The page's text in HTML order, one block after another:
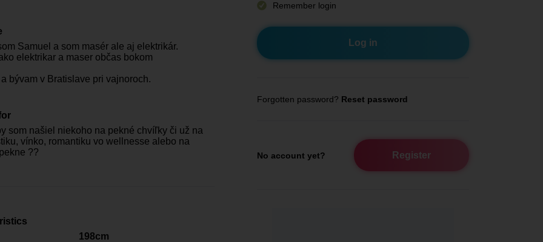
Samuel a som masér ale aj elektrikár.
elektrikar a maser občas bokom
bývam v Bratislave pri vajnoroch.
som našiel niekoho na pekné chvíľky či už na
vínko, romantiku vo wellnesse alebo na
??
198cm
Remember login
Forgotten password? Reset password
No account yet? Register